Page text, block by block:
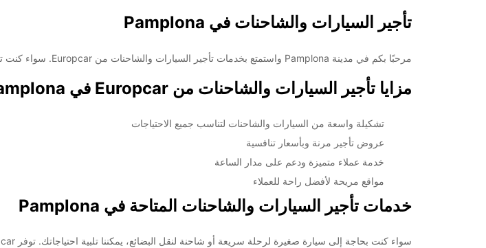
تأجير السيارات والشاحنات في Pamplona
مرحبًا بكم في مدينة Pamplona واستمتع بخدمات تأجير السيارات والشاحنات من Europcar. سواء كنت تخطط لرحلة عائلية أو رحلة عمل، نحن هنا لنلبي احتياجاتك بأفضل العروض والخدمات.
مزايا تأجير السيارات والشاحنات من Europcar في Pamplona
تشكيلة واسعة من السيارات والشاحنات لتناسب جميع الاحتياجات
عروض تأجير مرنة وبأسعار تنافسية
خدمة عملاء متميزة ودعم على مدار الساعة
مواقع مريحة لأفضل راحة للعملاء
خدمات تأجير السيارات والشاحنات المتاحة في Pamplona